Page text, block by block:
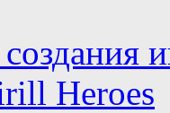
Heroes